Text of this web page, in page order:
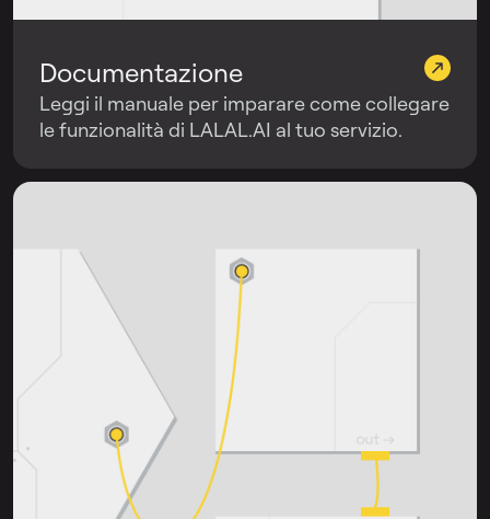
Documentazione
Leggi il manuale per imparare come collegare
le funzionalità di LALAL.AI al tuo servizio.